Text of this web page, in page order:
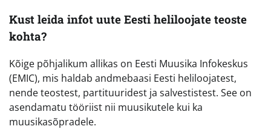
Kust leida infot uute Eesti heliloojate teoste
kohta?
Kõige põhjalikum allikas on Eesti Muusika Infokeskus
(EMIC), mis haldab andmebaasi Eesti heliloojatest,
nende teostest, partituuridest ja salvestistest. See on
asendamatu tööriist nii muusikutele kui ka
muusikasõpradele.